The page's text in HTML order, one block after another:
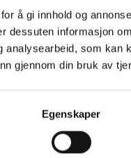
å gi innhold og
dessuten informasjon
analysearbeid, som kan
gjennom din bruk av
Egenskaper
Analog time
Time relays